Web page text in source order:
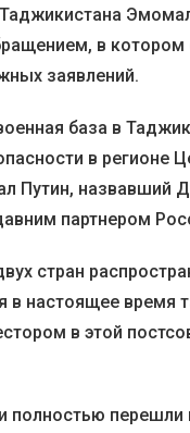
в
заявлений.
база в
в регионе
Путин, назвавший
партнером
стран
в настоящее время
в этой
полностью